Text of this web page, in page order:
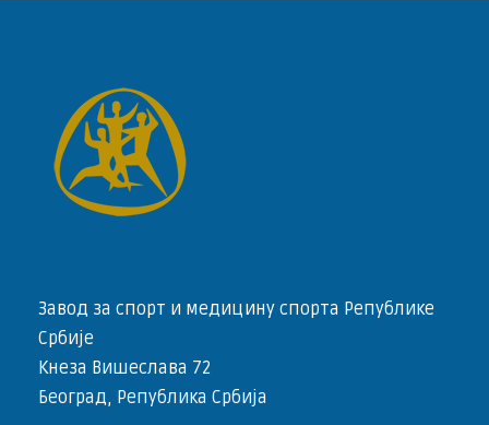
Завод за спорт и медицину спорта Републике
Србије
Кнеза Вишеслава 72
Београд, Република Србија